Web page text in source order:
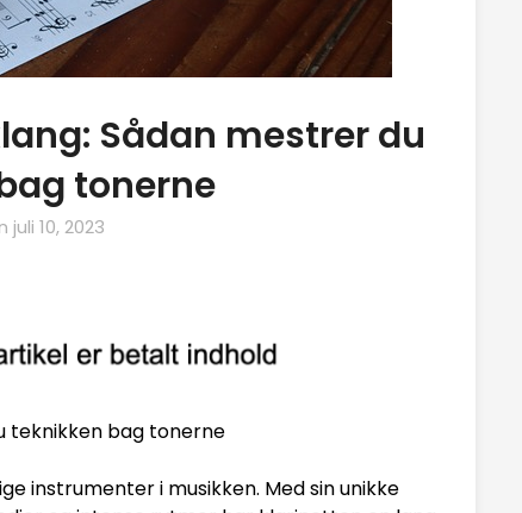
Sådan mestrer du
tonerne
juli 10, 2023
teknikken bag tonerne
instrumenter i musikken. Med sin unikke